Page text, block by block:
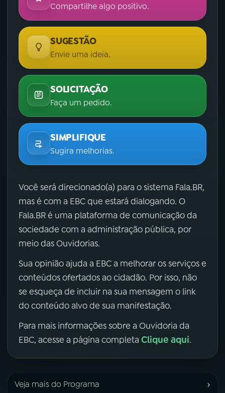
Compartilhe algo positivo.
SUGESTÃO
Envie uma ideia.
SOLICITAÇÃO
Faça um pedido.
SIMPLIFIQUE
Sugira melhorias.
Você será direcionado(a) para o sistema Fala.BR,
mas é com a EBC que estará dialogando. O
Fala.BR é uma plataforma de comunicação da
sociedade com a administração pública, por
meio das Ouvidorias.
Sua opinião ajuda a EBC a melhorar os serviços e
conteúdos ofertados ao cidadão. Por isso, não
se esqueça de incluir na sua mensagem o link
do conteúdo alvo de sua manifestação.
Para mais informações sobre a Ouvidoria da
EBC, acesse a página completa Clique aqui.
Veja mais do Programa ›